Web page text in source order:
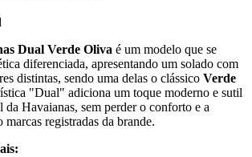
Dual Verde Oliva é um modelo que se
diferenciada, apresentando um solado com
distintas, sendo uma delas o clássico Verde
"Dual" adiciona um toque moderno e sutil
da Havaianas, sem perder o conforto e a
registradas da brande.